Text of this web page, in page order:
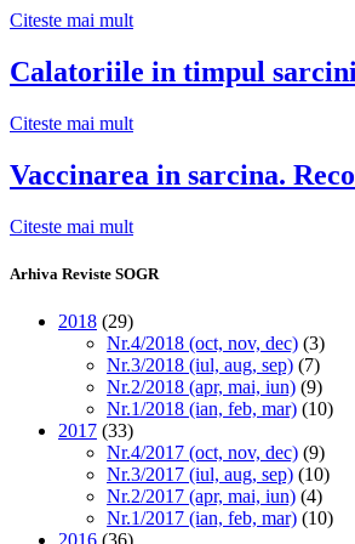
Citeste mai mult
Calatoriile in timpul
Citeste mai mult
Vaccinarea in sarcina.
Citeste mai mult
Arhiva Reviste SOGR
2018 (29)
Nr.4/2018 (oct, nov, dec) (3)
Nr.3/2018 (iul, aug, sep) (7)
Nr.2/2018 (apr, mai, iun) (9)
Nr.1/2018 (ian, feb, mar) (10)
2017 (33)
Nr.4/2017 (oct, nov, dec) (9)
Nr.3/2017 (iul, aug, sep) (10)
Nr.2/2017 (apr, mai, iun) (4)
Nr.1/2017 (ian, feb, mar) (10)